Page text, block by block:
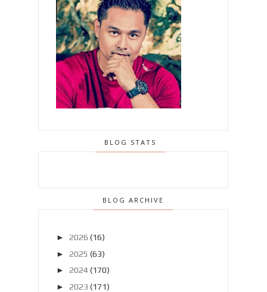
BLOG STATS
BLOG ARCHIVE
► 2026 (16)
► 2025 (63)
► 2024 (170)
► 2023 (171)